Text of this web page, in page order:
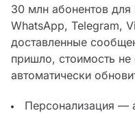
30 млн абонентов
WhatsApp, Telegram,
доставленные
пришло, стоимость не
автоматически
Персонализация —